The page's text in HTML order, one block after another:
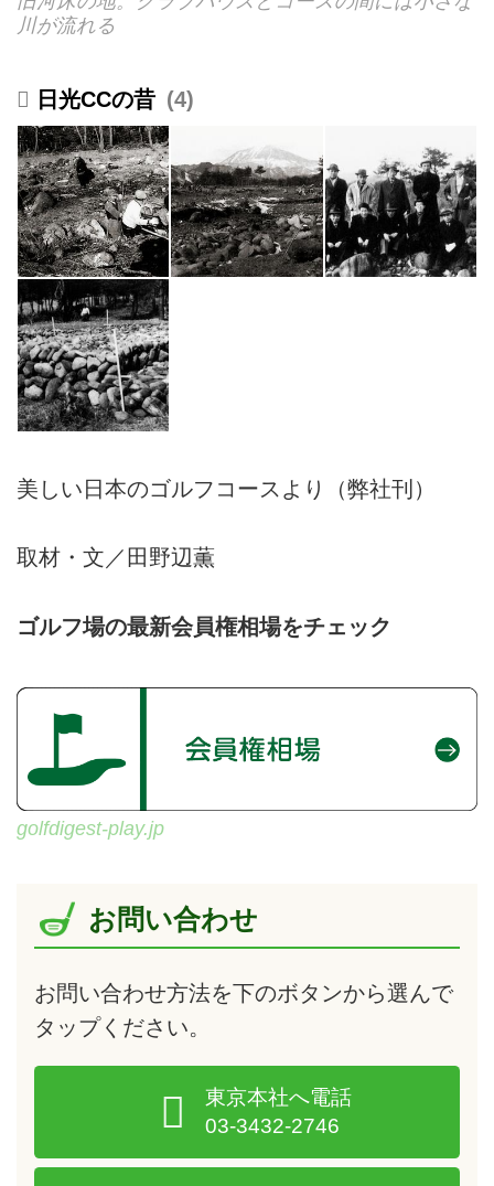
川が流れる
日光CCの昔 4
美しい日本のゴルフコースより（弊社刊）
取材・文／田野辺薫
ゴルフ場の最新会員権相場をチェック
golfdigest-play.jp
お問い合わせ
お問い合わせ方法を下のボタンから選んで
タップください。
東京本社へ電話
03-3432-2746